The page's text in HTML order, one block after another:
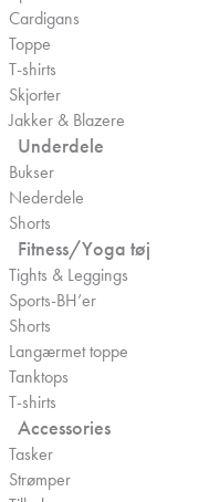
Cardigans
Toppe
T-shirts
Skjorter
Jakker & Blazere
Underdele
Bukser
Nederdele
Shorts
Fitness/Yoga tøj
Tights & Leggings
Sports-BH’er
Shorts
Langærmet toppe
Tanktops
T-shirts
Accessories
Tasker
Strømper